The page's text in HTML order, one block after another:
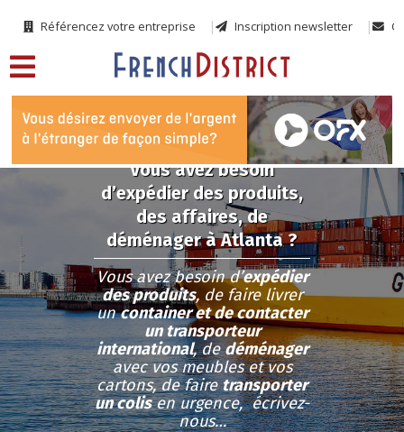
Référencez votre entreprise Inscription newsletter
Vous avez besoin
d’expédier des produits,
des affaires, de
déménager à Atlanta ?
Vous avez besoin d’expédier
des produits, de faire livrer
uncontainer et de contacter
un transporteur
international, dedéménager
avec vos meubles et vos
cartons, de fairetransporter
un colisen urgence, écrivez-
nous…